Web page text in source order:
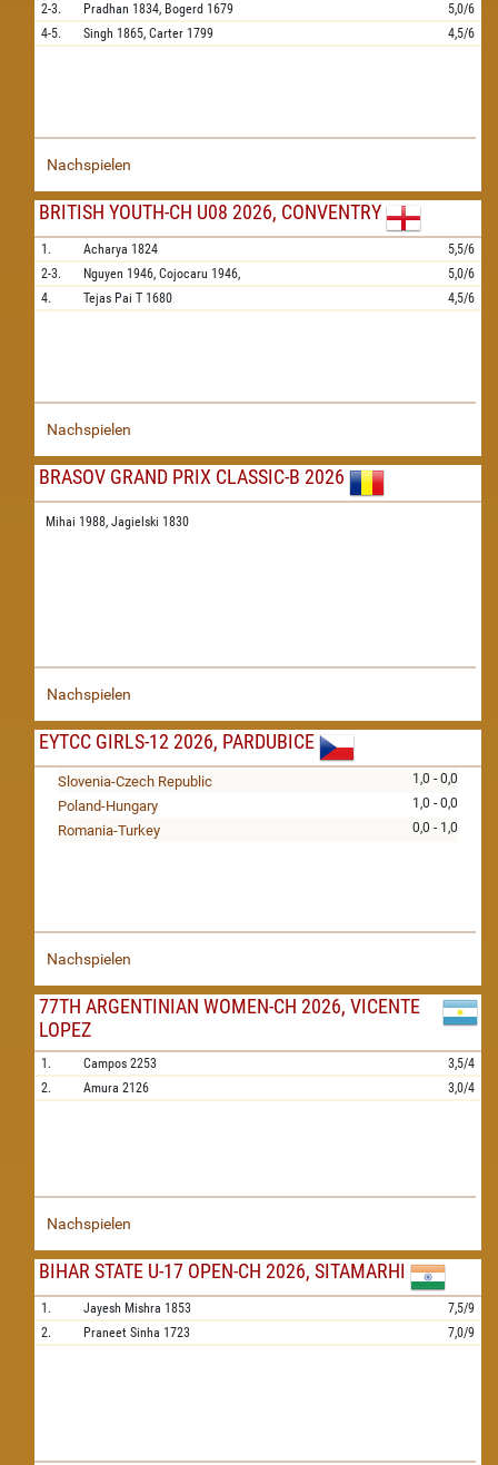
2-3.
Pradhan 1834, Bogerd 1679
5,0/6
4-5.
Singh 1865, Carter 1799 4,5/6
Nachspielen
BRITISH YOUTH-CH U08 2026, CONVENTRY
1. Acharya 1824
5,5/6
2-3.
Nguyen 1946, Cojocaru 1946,
5,0/6
4.
Tejas Pai T 1680 4,5/6
Nachspielen
BRASOV GRAND PRIX CLASSIC-B 2026
Mihai 1988, Jagielski 1830
Nachspielen
EYTCC GIRLS-12 2026, PARDUBICE
1,0 - 0,0
Slovenia-Czech Republic
1,0 - 0,0
Poland-Hungary
0,0 - 1,0
Romania-Turkey
Nachspielen
77TH ARGENTINIAN WOMEN-CH 2026, VICENTE
LOPEZ
1. Campos 2253
3,5/4
2.
Amura 2126 3,0/4
Nachspielen
BIHAR STATE U-17 OPEN-CH 2026, SITAMARHI
1. Jayesh Mishra 1853
7,5/9
2.
Praneet Sinha 1723 7,0/9